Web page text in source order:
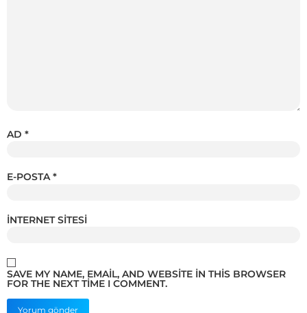
AD *
E-POSTA*
İNTERNET SITESI
SAVE MY NAME, EMAIL, AND WEBSITE IN THIS BROWSER
FOR THE NEXT TIME I COMMENT.